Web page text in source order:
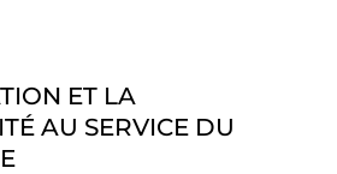
ET LA
AU SERVICE DU